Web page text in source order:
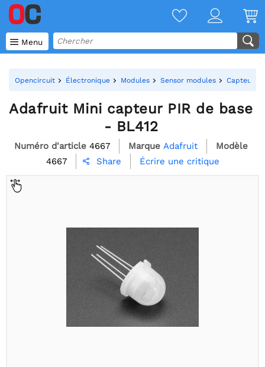
 Menu
Opencircuit Électronique Modules Sensor modules Capteurs
Adafruit Mini capteur PIR de base
- BL412
Numéro d'article 4667 Marque Adafruit
Modèle
4667
 Share Écrire une critique